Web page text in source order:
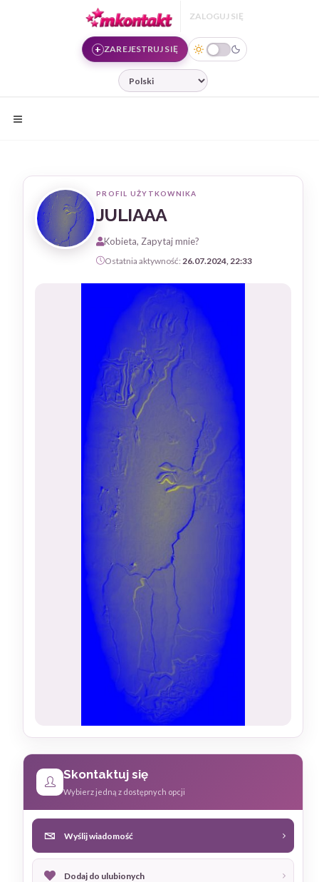
ZALOGUJ SIĘ
ZAREJESTRUJ SIĘ
JĘZYK
PROFIL UŻYTKOWNIKA
JULIAAA
Kobieta, Zapytaj mnie?
Ostatnia aktywność: 26.07.2024, 22:33
Skontaktuj się
Wybierz jedną z dostępnych opcji
Wyślij wiadomość
Dodaj do ulubionych